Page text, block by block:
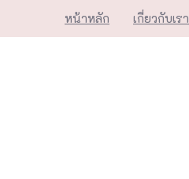
to
หน้าหลัก เกี่ยวกับเรา